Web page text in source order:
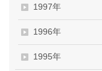
1997年
1996年
1995年